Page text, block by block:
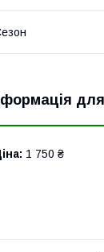
1 750 ₴